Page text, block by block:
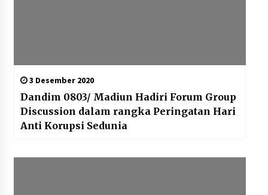
3 Desember 2020
Dandim 0803/ Madiun Hadiri Forum Group
Discussion dalam rangka Peringatan Hari
Anti Korupsi Sedunia